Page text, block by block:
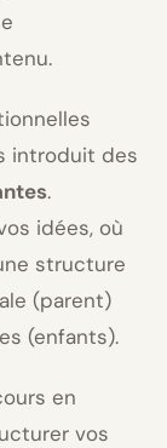
introduit des
.
idées, où
structure
(parent)
(enfants).
en
vos